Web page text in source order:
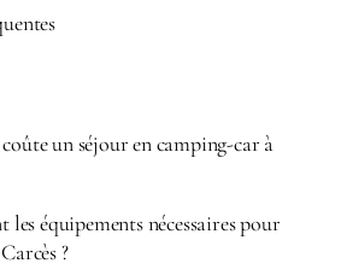
un séjour en camping-car à
les équipements nécessaires pour
?